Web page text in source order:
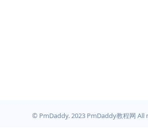
© PmDaddy. 2023 PmDaddy教程网 All